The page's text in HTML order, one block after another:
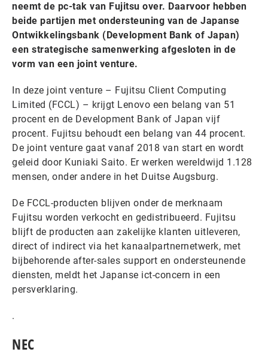
neemt de pc-tak van Fujitsu over. Daarvoor hebben
beide partijen met ondersteuning van de Japanse
Ontwikkelingsbank (Development Bank of Japan)
een strategische samenwerking afgesloten in de
vorm van een joint venture.
In deze joint venture – Fujitsu Client Computing
Limited (FCCL) – krijgt Lenovo een belang van 51
procent en de Development Bank of Japan vijf
procent. Fujitsu behoudt een belang van 44 procent.
De joint venture gaat vanaf 2018 van start en wordt
geleid door Kuniaki Saito. Er werken wereldwijd 1.128
mensen, onder andere in het Duitse Augsburg.
De FCCL-producten blijven onder de merknaam
Fujitsu worden verkocht en gedistribueerd. Fujitsu
blijft de producten aan zakelijke klanten uitleveren,
direct of indirect via het kanaalpartnernetwerk, met
bijbehorende after-sales support en ondersteunende
diensten, meldt het Japanse ict-concern in een
persverklaring.
.
NEC